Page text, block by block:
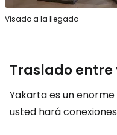
Visado a la llegada
Traslado entre
Yakarta es un
usted hará